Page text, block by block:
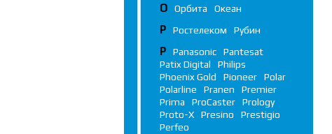
О Орбита Океан
Р Ростелеком Рубин
P Panasonic
Pantesat
Patix Digital
Philips
Phoenix Gold
Pioneer
Polar
Polarline
Pranen
Premier
Prima
ProCaster
Prology
Proto-X
Presino
Prestigio
Perfeo